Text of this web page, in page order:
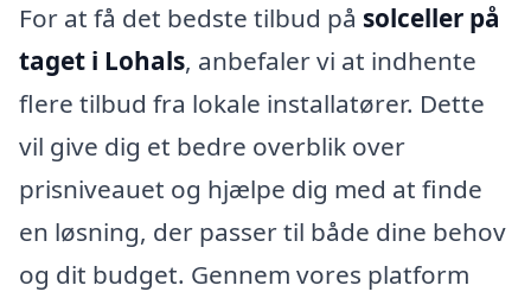
For at få det bedste tilbud på solceller på
taget i Lohals, anbefaler vi at indhente
flere tilbud fra lokale installatører. Dette
vil give dig et bedre overblik over
prisniveauet og hjælpe dig med at finde
en løsning, der passer til både dine behov
og dit budget. Gennem vores platform